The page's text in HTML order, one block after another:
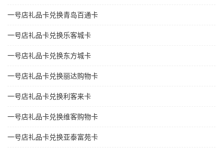
一号店礼品卡兑换青岛百通卡
一号店礼品卡兑换乐客城卡
一号店礼品卡兑换东方城卡
一号店礼品卡兑换丽达购物卡
一号店礼品卡兑换利客来卡
一号店礼品卡兑换维客购物卡
一号店礼品卡兑换亚泰富苑卡